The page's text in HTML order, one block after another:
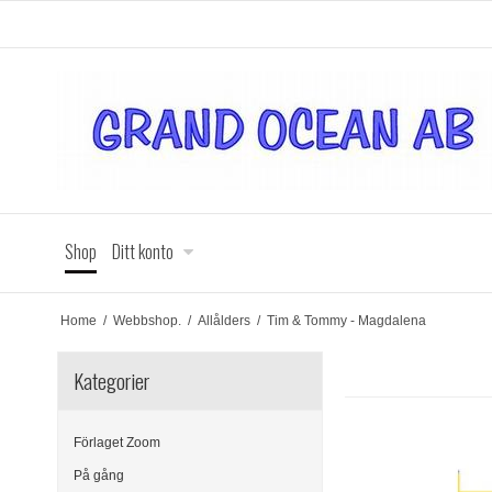
Shop Ditt konto
Home / Webbshop. / Allålders / Tim & Tommy - Magdalena
Kategorier
Förlaget Zoom
På gång